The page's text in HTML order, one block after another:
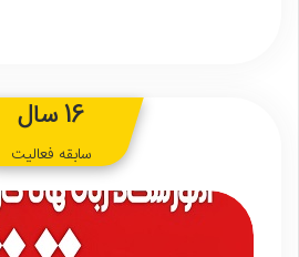
16 سال
سابقه فعالیت